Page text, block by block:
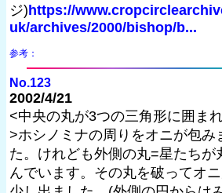
ジ) https://
uk/archives/2000/bishop/b...
参考：
No.123
2002/4/21
<中央の丸が3つの三角形に囲ま
>ホシノミナの周りをオニが包み
た。けれども外側の丸=星たちが
んでいます。その丸を破ってオ